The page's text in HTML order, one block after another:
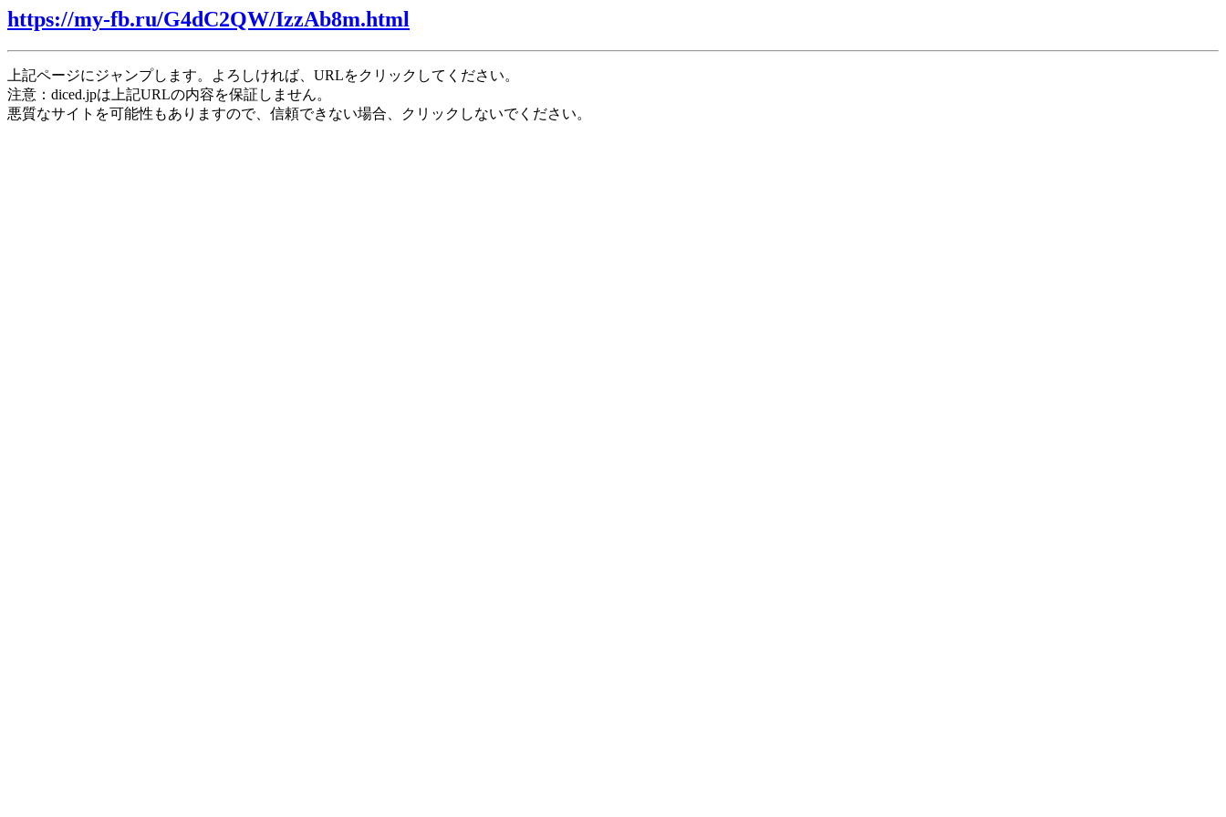
https://my-fb.ru/G4dC2QW/IzzAb8m.html
上記ページにジャンプします。よろしければ、URLをクリックしてください。
注意：diced.jpは上記URLの内容を保証しません。
悪質なサイトを可能性もありますので、信頼できない場合、クリックしないでください。